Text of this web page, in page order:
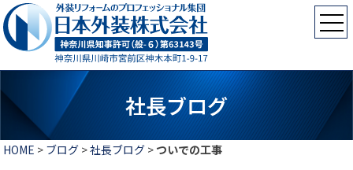
社長ブログ
HOME > ブログ>社長ブログ> ついでの工事